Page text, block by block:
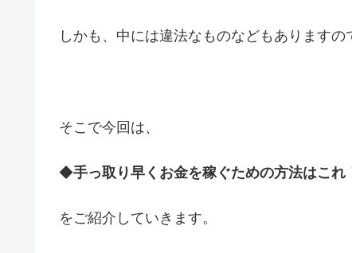
しかも、中には違法なものなどもあります
そこで今回は、
◆手っ取り早くお金を稼ぐための方法はこれ
をご紹介していきます。